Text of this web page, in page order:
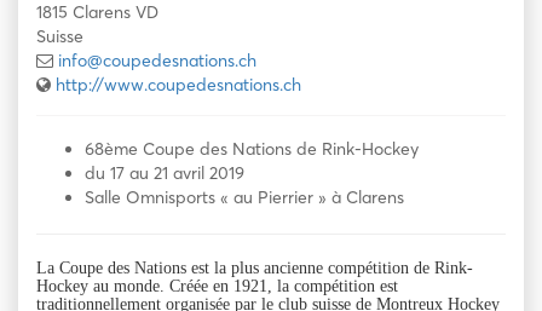
1815 Clarens VD
Suisse
info@coupedesnations.ch
http://www.coupedesnations.ch
68ème Coupe des Nations de Rink-Hockey
du 17 au 21 avril 2019
Salle Omnisports « au Pierrier » à Clarens
La Coupe des Nations est la plus ancienne compétition de Rink-
Hockey au monde. Créée en 1921, la compétition est
traditionnellement organisée par le club suisse de Montreux Hockey